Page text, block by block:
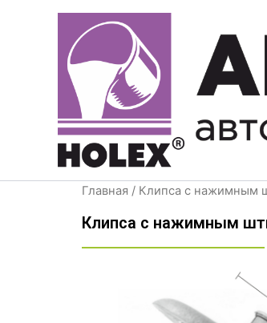
содержимому
Главная / Клипса с нажимным
Клипса с нажимным